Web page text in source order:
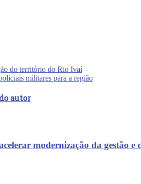
do território do Rio Ivaí
militares para a região
autor
modernização da gestão